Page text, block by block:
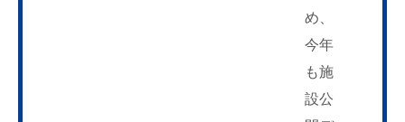
め、
今年
も施
設公